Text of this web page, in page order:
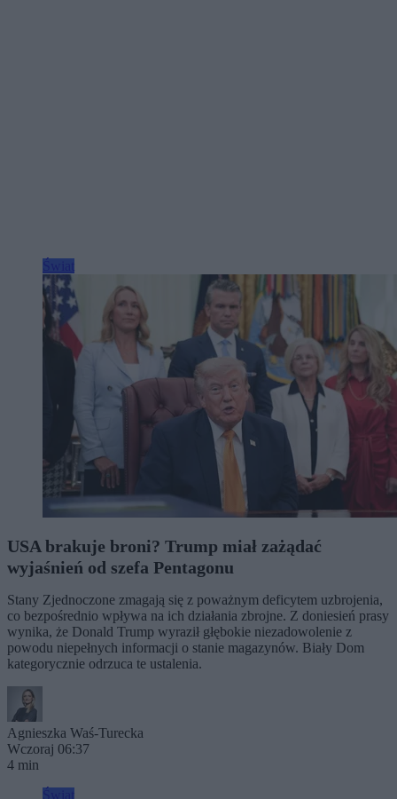
USA brakuje broni? Trump miał zażądać
wyjaśnień od szefa Pentagonu
Stany Zjednoczone zmagają się z poważnym deficytem uzbrojenia,
co bezpośrednio wpływa na ich działania zbrojne. Z doniesień prasy
wynika, że Donald Trump wyraził głębokie niezadowolenie z
powodu niepełnych informacji o stanie magazynów. Biały Dom
kategorycznie odrzuca te ustalenia.
Agnieszka Waś-Turecka
Wczoraj 06:37
4 min